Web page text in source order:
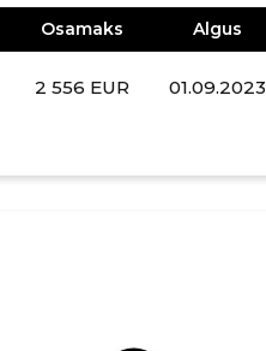
Osamaks Algus
2 556 EUR 01.09.2023